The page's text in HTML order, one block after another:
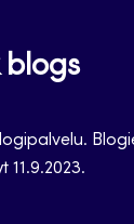
blogs
11.9.2023.